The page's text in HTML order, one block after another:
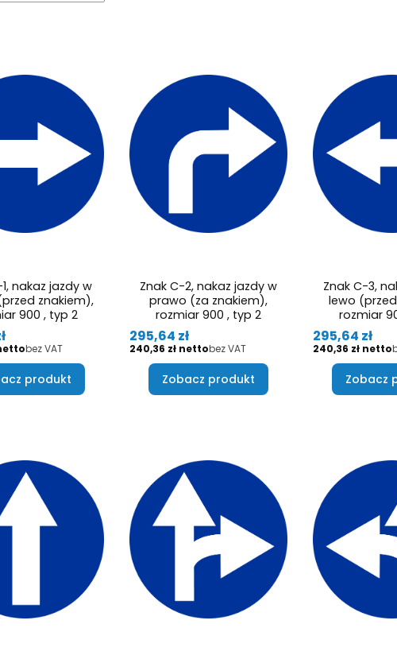
nakaz jazdy w
znakiem),
900 , typ 2
bez VAT
produkt
Znak C-2, nakaz jazdy w
prawo (za znakiem),
rozmiar 900 , typ 2
Cena
295,64 zł
Cena
240,36 zł bez VAT
Zobacz produkt
Znak C-3,
lewo
rozmiar
Cena
295,64 zł
Cena
240,36 zł
Zobacz